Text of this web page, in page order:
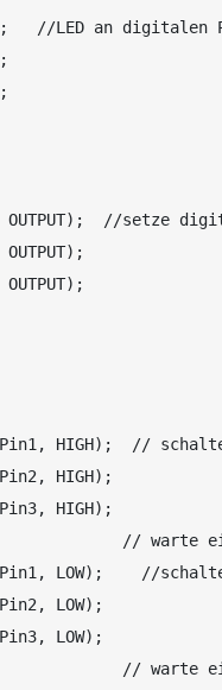
//LED an digitalen
OUTPUT);  //setze
HIGH);  //
HIGH);
HIGH);
// warte eine
LOW);    //schalte
LOW);
LOW);
// warte eine